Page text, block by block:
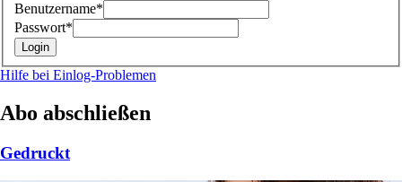
Benutzername*
Passwort*
Hilfe bei Einlog-Problemen
Abo abschließen
Gedruckt